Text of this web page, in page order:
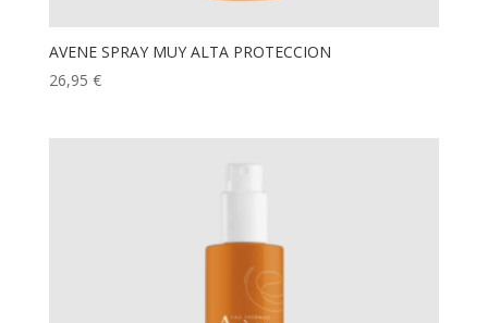
AVENE SPRAY MUY ALTA PROTECCION
26,95 €